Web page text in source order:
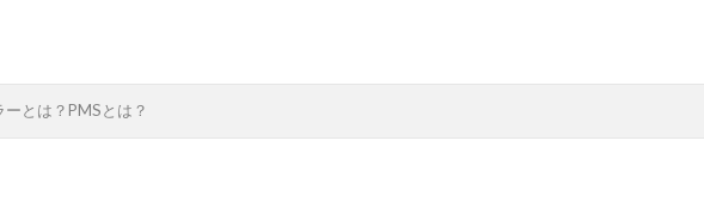
とは？PMSとは？